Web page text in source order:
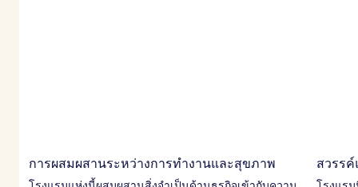
การผสมผสานระหว่างการทำงานและสุขภาพ สวรร